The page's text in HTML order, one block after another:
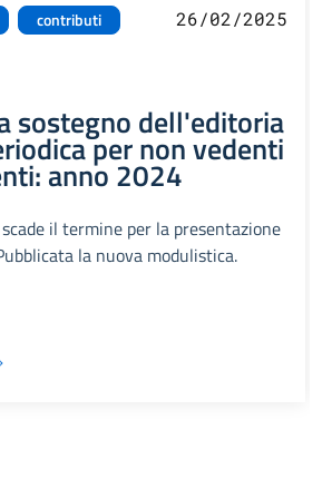
contributi
26/02/2025
sostegno dell'editoria
per non vedenti
anno 2024
il termine per la presentazione
la nuova modulistica.